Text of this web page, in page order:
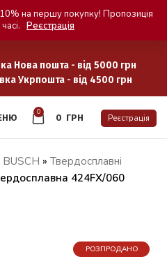
Нова пошта - від 5000 грн
Укрпошта - від 4500 грн
0
0 ГРН Реєстрація
» Твердосплавні
424FX/060
РОЗПРОДАНО
на першу покупку! Пропозиція
Реєстрація